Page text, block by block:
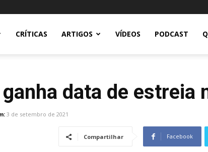
CRÍTICAS ARTIGOS VÍDEOS PODCAST
data de estreia
3 de setembro de 2021
Compartilhar Facebook